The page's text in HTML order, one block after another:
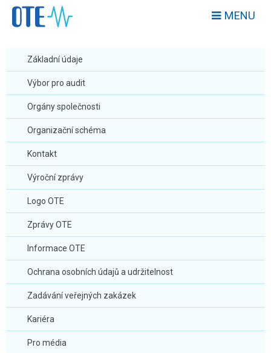
MENU
Základní údaje
Výbor pro audit
Orgány společnosti
Organizační schéma
Kontakt
Výroční zprávy
Logo OTE
Zprávy OTE
Informace OTE
Ochrana osobních údajů a udržitelnost
Zadávání veřejných zakázek
Kariéra
Pro média